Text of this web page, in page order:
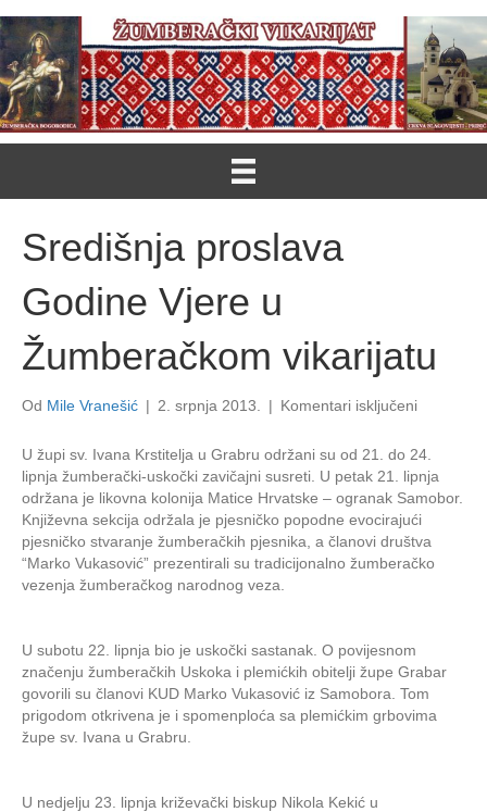
Središnja proslava
Godine Vjere u
Žumberačkom vikarijatu
Od Mile Vranešić | 2. srpnja 2013. | Komentari isključeniza
proslava
Godine
Vjere
u
vikarijatu
U župi sv. Ivana Krstitelja u Grabru održani su od 21. do 24.
lipnja žumberački-uskočki zavičajni susreti. U petak 21. lipnja
održana je likovna kolonija Matice Hrvatske – ogranak Samobor.
Književna sekcija održala je pjesničko popodne evocirajući
pjesničko stvaranje žumberačkih pjesnika, a članovi društva
“Marko Vukasović” prezentirali su tradicijonalno žumberačko
vezenja žumberačkog narodnog veza.
U subotu 22. lipnja bio je uskočki sastanak. O povijesnom
značenju žumberačkih Uskoka i plemićkih obitelji župe Grabar
govorili su članovi KUD Marko Vukasović iz Samobora. Tom
prigodom otkrivena je i spomenploća sa plemićkim grbovima
župe sv. Ivana u Grabru.
U nedjelju 23. lipnja križevački biskup Nikola Kekić u